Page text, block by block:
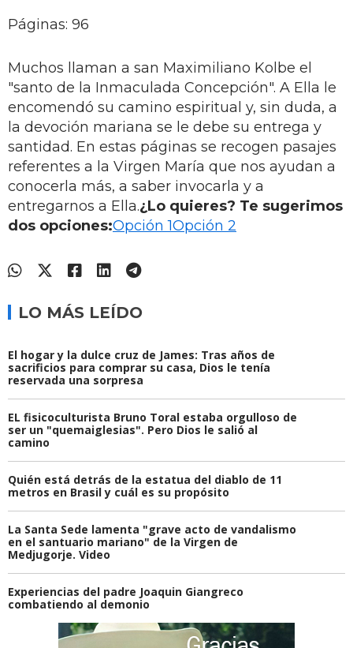
Páginas: 96
Muchos llaman a san Maximiliano Kolbe el
"santo de la Inmaculada Concepción". A Ella le
encomendó su camino espiritual y, sin duda, a
la devoción mariana se le debe su entrega y
santidad. En estas páginas se recogen pasajes
referentes a la Virgen María que nos ayudan a
conocerla más, a saber invocarla y a
entregarnos a Ella.¿Lo quieres? Te sugerimos
dos opciones:Opción 1Opción 2
LO MÁS LEÍDO
El hogar y la dulce cruz de James: Tras años de
sacrificios para comprar su casa, Dios le tenía
reservada una sorpresa
EL fisicoculturista Bruno Toral estaba orgulloso de
ser un "quemaiglesias". Pero Dios le salió al
camino
Quién está detrás de la estatua del diablo de 11
metros en Brasil y cuál es su propósito
La Santa Sede lamenta "grave acto de vandalismo
en el santuario mariano" de la Virgen de
Medjugorje. Video
Experiencias del padre Joaquin Giangreco
combatiendo al demonio